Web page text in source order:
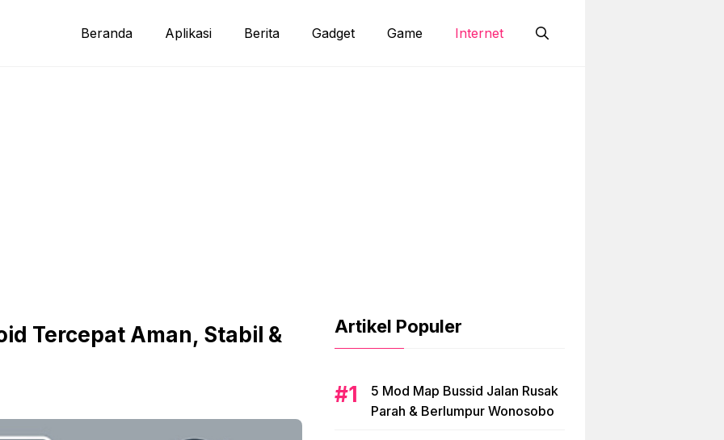
Beranda Aplikasi Berita Gadget Game Internet
Tercepat Aman, Stabil & Artikel Populer
5 Mod Map Bussid Jalan Rusak
Parah & Berlumpur Wonosobo